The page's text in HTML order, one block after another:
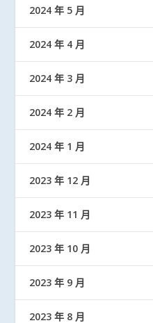
2024 年 5 月
2024 年 4 月
2024 年 3 月
2024 年 2 月
2024 年 1 月
2023 年 12 月
2023 年 11 月
2023 年 10 月
2023 年 9 月
2023 年 8 月